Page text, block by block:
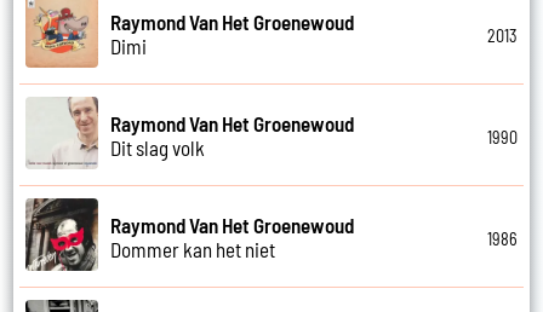
Raymond Van Het Groenewoud
Dimi
2013
Raymond Van Het Groenewoud
Dit slag volk
1990
Raymond Van Het Groenewoud
Dommer kan het niet
1986